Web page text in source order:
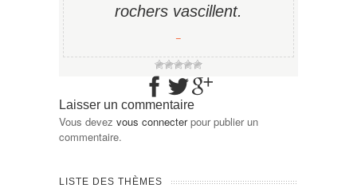
rochers vascillent.
−
Laisser un commentaire
Vous devez vous connecterpour publier un
commentaire.
LISTE DES THÈMES